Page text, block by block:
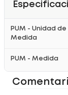
PUM - Unidad de
Medida
PUM - Medida